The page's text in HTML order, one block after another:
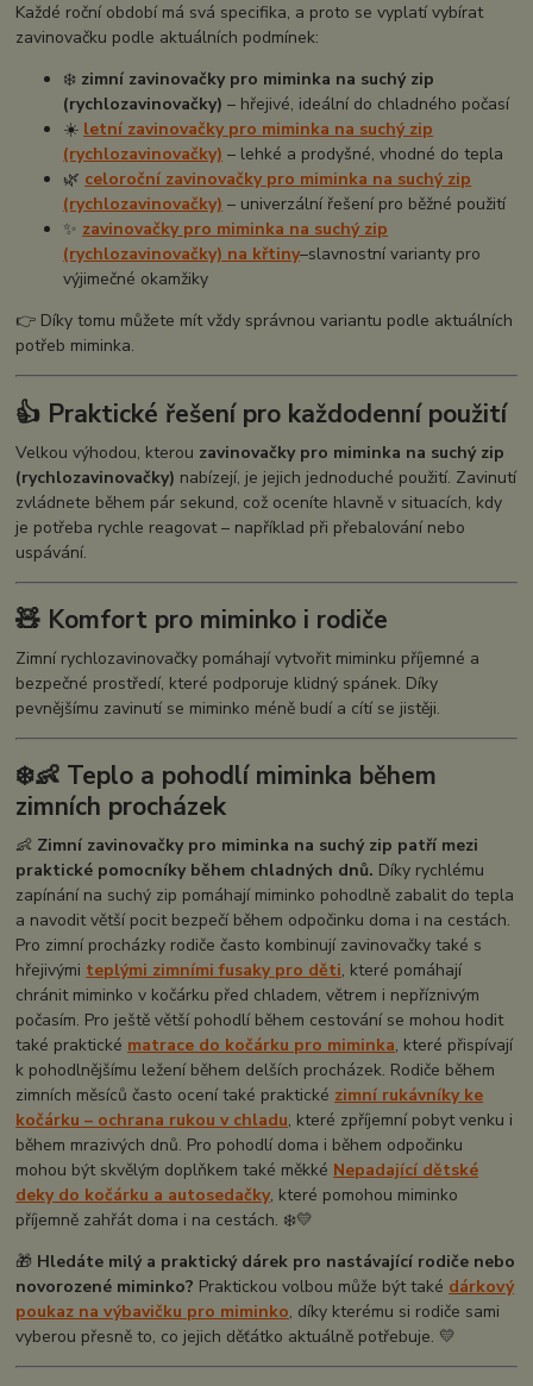
Každé roční období má svá specifika, a proto se vyplatí vybírat
zavinovačku podle aktuálních podmínek:
❄️ zimní zavinovačky pro miminka na suchý zip
(rychlozavinovačky) – hřejivé, ideální do chladného počasí
☀️ letní zavinovačky pro miminka na suchý zip
(rychlozavinovačky) – lehké a prodyšné, vhodné do tepla
🌿 celoroční zavinovačky pro miminka na suchý zip
(rychlozavinovačky) – univerzální řešení pro běžné použití
✨ zavinovačky pro miminka na suchý zip
(rychlozavinovačky) na křtiny–slavnostní varianty pro
výjimečné okamžiky
👉 Díky tomu můžete mít vždy správnou variantu podle aktuálních
potřeb miminka.
👍 Praktické řešení pro každodenní použití
Velkou výhodou, kterou zavinovačky pro miminka na suchý zip
(rychlozavinovačky) nabízejí, je jejich jednoduché použití. Zavinutí
zvládnete během pár sekund, což oceníte hlavně v situacích, kdy
je potřeba rychle reagovat – například při přebalování nebo
uspávání.
🧸 Komfort pro miminko i rodiče
Zimní rychlozavinovačky pomáhají vytvořit miminku příjemné a
bezpečné prostředí, které podporuje klidný spánek. Díky
pevnějšímu zavinutí se miminko méně budí a cítí se jistěji.
❄️👶 Teplo a pohodlí miminka během
zimních procházek
👶 Zimní zavinovačky pro miminka na suchý zip patří mezi
praktické pomocníky během chladných dnů. Díky rychlému
zapínání na suchý zip pomáhají miminko pohodlně zabalit do tepla
a navodit větší pocit bezpečí během odpočinku doma i na cestách.
Pro zimní procházky rodiče často kombinují zavinovačky také s
hřejivými teplými zimními fusaky pro děti, které pomáhají
chránit miminko v kočárku před chladem, větrem i nepříznivým
počasím. Pro ještě větší pohodlí během cestování se mohou hodit
také praktické matrace do kočárku pro miminka, které přispívají
k pohodlnějšímu ležení během delších procházek. Rodiče během
zimních měsíců často ocení také praktické zimní rukávníky ke
kočárku – ochrana rukou v chladu, které zpříjemní pobyt venku i
během mrazivých dnů. Pro pohodlí doma i během odpočinku
mohou být skvělým doplňkem také měkké Nepadající dětské
deky do kočárku a autosedačky, které pomohou miminko
příjemně zahřát doma i na cestách. ❄️💛
🎁 Hledáte milý a praktický dárek pro nastávající rodiče nebo
novorozené miminko? Praktickou volbou může být také dárkový
poukaz na výbavičku pro miminko, díky kterému si rodiče sami
vyberou přesně to, co jejich děťátko aktuálně potřebuje. 💛